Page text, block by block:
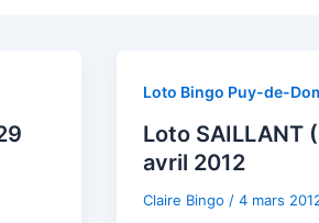
Loto Bingo Puy-de-
Loto SAILLANT
avril 2012
Claire Bingo / 4 mars